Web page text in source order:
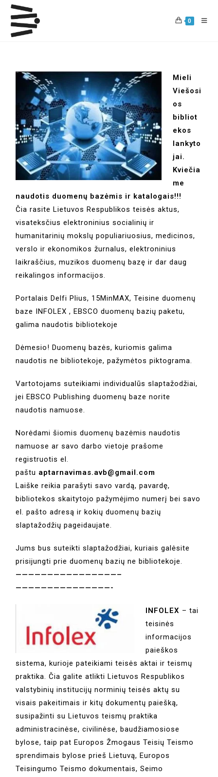
0
Mieli
Viešosi
os
bibliot
ekos
lankyto
jai.
Kviečia
me
naudotis duomenų bazėmis ir katalogais!!!
Čia rasite Lietuvos Respublikos teisės aktus,
visateksčius elektroninius socialinių ir
humanitarinių mokslų populiariuosius, medicinos,
verslo ir ekonomikos žurnalus, elektroninius
laikraščius, muzikos duomenų bazę ir dar daug
reikalingos informacijos.
Portalais Delfi Plius, 15MinMAX, Teisine duomenų
baze INFOLEX , EBSCO duomenų bazių paketu,
galima naudotis bibliotekoje
Dėmesio! Duomenų bazės, kuriomis galima
naudotis ne bibliotekoje, pažymėtos piktograma.
Vartotojams suteikiami individualūs slaptažodžiai,
jei EBSCO Publishing duomenų baze norite
naudotis namuose.
Norėdami šiomis duomenų bazėmis naudotis
namuose ar savo darbo vietoje prašome
registruotis el.
paštu aptarnavimas.avb@gmail.com
Laiške reikia parašyti savo vardą, pavardę,
bibliotekos skaitytojo pažymėjimo numerį bei savo
el. pašto adresą ir kokių duomenų bazių
slaptažodžių pageidaujate.
Jums bus suteikti slaptažodžiai, kuriais galėsite
prisijungti prie duomenų bazių ne bibliotekoje.
————————————————–
———————————————-
INFOLEX – tai
teisinės
informacijos
paieškos
sistema, kurioje pateikiami teisės aktai ir teismų
praktika. Čia galite atlikti Lietuvos Respublikos
valstybinių institucijų norminių teisės aktų su
visais pakeitimais ir kitų dokumentų paiešką,
susipažinti su Lietuvos teismų praktika
administracinėse, civilinėse, baudžiamosiose
bylose, taip pat Europos Žmogaus Teisių Teismo
sprendimais bylose prieš Lietuvą, Europos
Teisingumo Teismo dokumentais, Seimo